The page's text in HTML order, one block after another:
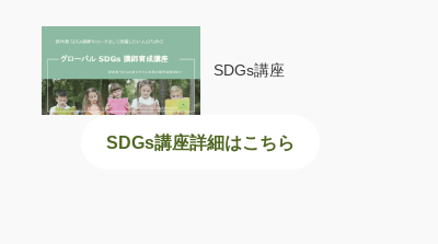
SDGs講座
SDGs講座詳細はこちら